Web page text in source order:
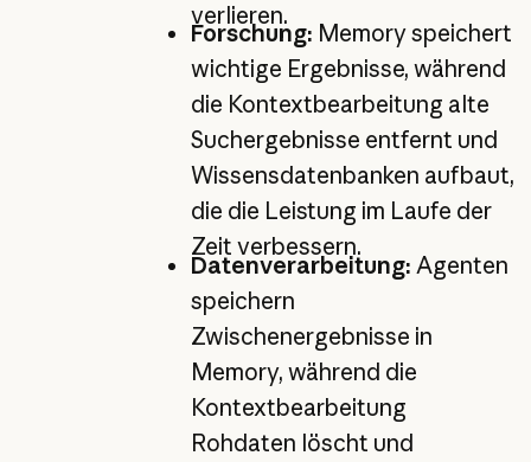
verlieren.
Forschung: Memory speichert
wichtige Ergebnisse, während
die Kontextbearbeitung alte
Suchergebnisse entfernt und
Wissensdatenbanken aufbaut,
die die Leistung im Laufe der
Zeit verbessern.
Datenverarbeitung: Agenten
speichern
Zwischenergebnisse in
Memory, während die
Kontextbearbeitung
Rohdaten löscht und